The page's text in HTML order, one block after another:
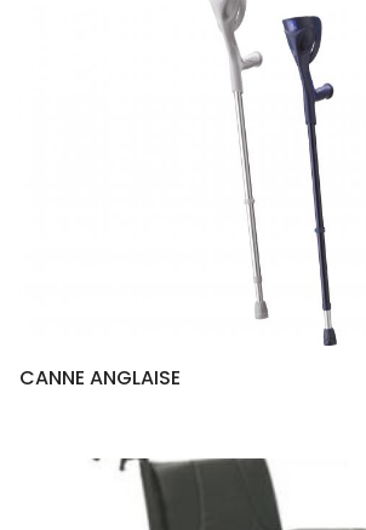
CANNE ANGLAISE